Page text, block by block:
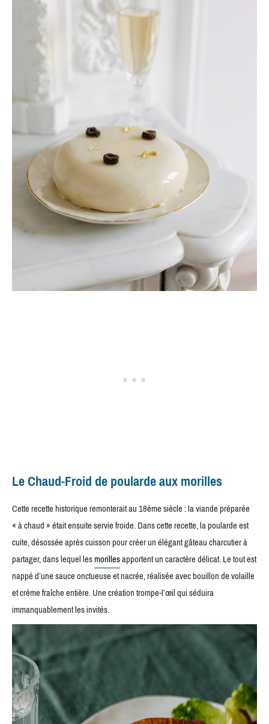
Le Chaud-Froid de poularde aux morilles
Cette recette historique remonterait au 18ème siècle : la viande préparée
« à chaud » était ensuite servie froide. Dans cette recette, la poularde est
cuite, désossée après cuisson pour créer un élégant gâteau charcutier à
partager, dans lequel lesmorillesapportent un caractère délicat. Le tout est
nappé d’une sauce onctueuse et nacrée, réalisée avec bouillon de volaille
et crème fraîche entière. Une création trompe-l’œil qui séduira
immanquablement les invités.